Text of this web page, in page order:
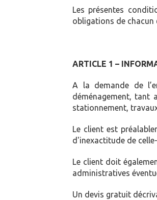
Les présentes
obligations de chacun
ARTICLE 1 –
A la demande de
déménagement, tant
stationnement,
Le client est
d'inexactitude de
Le client doit
administratives
Un devis gratuit